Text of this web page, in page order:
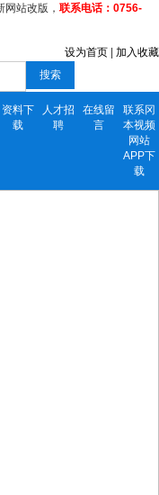
改版， 联系电话：0756-
设为首页
加入收藏
搜索
资料下
载
人才招
聘
在线留
言
联系冈
本视频
网站
APP下
载